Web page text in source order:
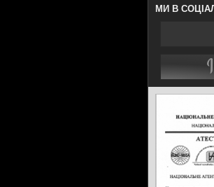
МИ В